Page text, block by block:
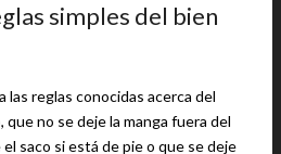
simples del bien
reglas conocidas acerca del
que no se deje la manga fuera del
saco si está de pie o que se deje